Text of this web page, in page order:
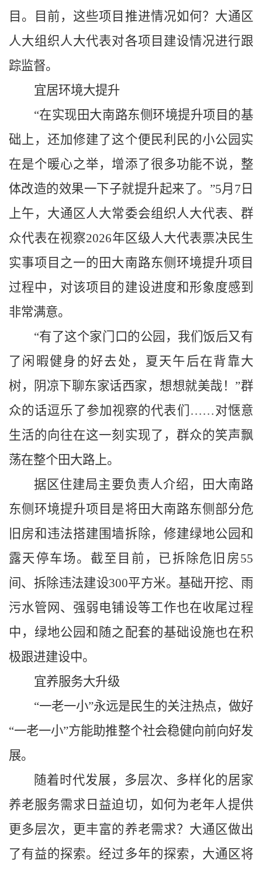
目。目前，这些项目推进情况如何？大通区
人大组织人大代表对各项目建设情况进行跟
踪监督。
宜居环境大提升
“在实现田大南路东侧环境提升项目的基
础上，还加修建了这个便民利民的小公园实
在是个暖心之举，增添了很多功能不说，整
体改造的效果一下子就提升起来了。”5月7日
上午，大通区人大常委会组织人大代表、群
众代表在视察2026年区级人大代表票决民生
实事项目之一的田大南路东侧环境提升项目
过程中，对该项目的建设进度和形象度感到
非常满意。
“有了这个家门口的公园，我们饭后又有
了闲暇健身的好去处，夏天午后在背靠大
树，阴凉下聊东家话西家，想想就美哉！”群
众的话逗乐了参加视察的代表们……对惬意
生活的向往在这一刻实现了，群众的笑声飘
荡在整个田大路上。
据区住建局主要负责人介绍，田大南路
东侧环境提升项目是将田大南路东侧部分危
旧房和违法搭建围墙拆除，修建绿地公园和
露天停车场。截至目前，已拆除危旧房55
间、拆除违法建设300平方米。基础开挖、雨
污水管网、强弱电铺设等工作也在收尾过程
中，绿地公园和随之配套的基础设施也在积
极跟进建设中。
宜养服务大升级
“一老一小”永远是民生的关注热点，做好
“一老一小”方能助推整个社会稳健向前向好发
展。
随着时代发展，多层次、多样化的居家
养老服务需求日益迫切，如何为老年人提供
更多层次，更丰富的养老需求？大通区做出
了有益的探索。经过多年的探索，大通区将